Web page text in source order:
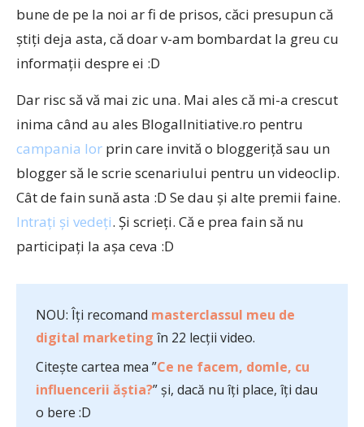
bune de pe la noi ar fi de prisos, căci presupun că
știți deja asta, că doar v-am bombardat la greu cu
informații despre ei :D
Dar risc să vă mai zic una. Mai ales că mi-a crescut
inima când au ales BlogalInitiative.ro pentru
campania lor prin care invită o bloggeriță sau un
blogger să le scrie scenariului pentru un videoclip.
Cât de fain sună asta :D Se dau și alte premii faine.
Intrați și vedeți. Și scrieți. Că e prea fain să nu
participați la așa ceva :D
NOU: Îți recomand masterclassul meu de
digital marketing în 22 lecții video.
Citește cartea mea ”Ce ne facem, domle, cu
influencerii ăștia?” și, dacă nu îți place, îți dau
o bere :D